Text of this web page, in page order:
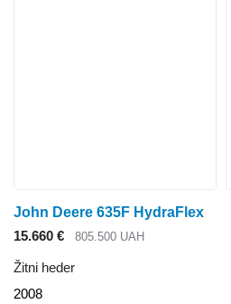
John Deere 635F HydraFlex
15.660 €
805.500 UAH
Žitni heder
2008